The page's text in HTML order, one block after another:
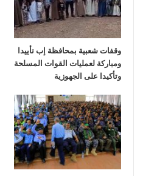
وقفات شعبية بمحافظة إب تأييدا
ومباركة لعمليات القوات المسلحة
وتأكيدا على الجهوزية